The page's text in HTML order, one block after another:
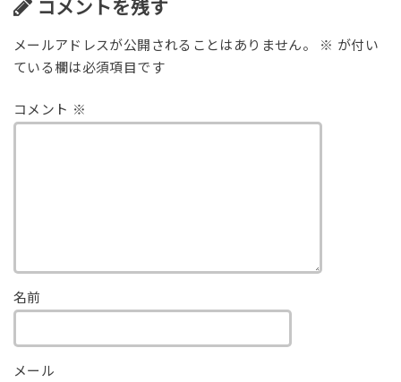
コメントを残す
メールアドレスが公開されることはありません。 ※ が付い
ている欄は必須項目です
コメント ※
名前
メール